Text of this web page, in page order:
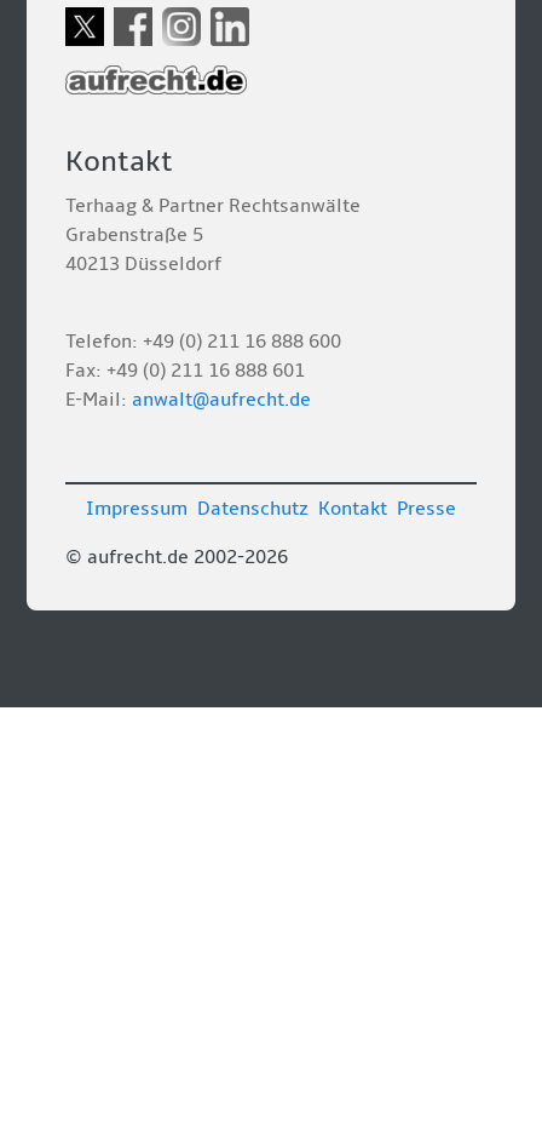
Kontakt
Terhaag & Partner Rechtsanwälte
Grabenstraße 5
40213 Düsseldorf
Telefon: +49 (0) 211 16 888 600
Fax: +49 (0) 211 16 888 601
E-Mail:anwalt@aufrecht.de
© aufrecht.de 2002-2026
Impressum Datenschutz Kontakt Presse